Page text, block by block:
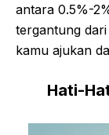
antara 0.5%-
tergantung dari
kamu ajukan
Hati-